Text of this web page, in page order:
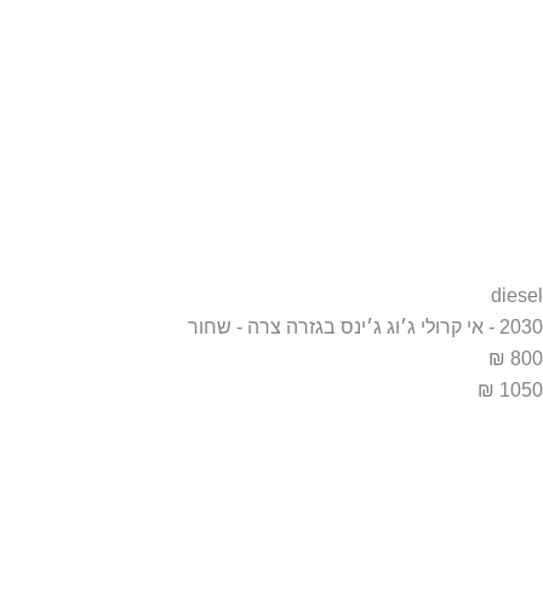
diesel
2030 - אי קרולי ג׳וג ג׳ינס בגזרה צרה - שחור
800 ₪
1050 ₪